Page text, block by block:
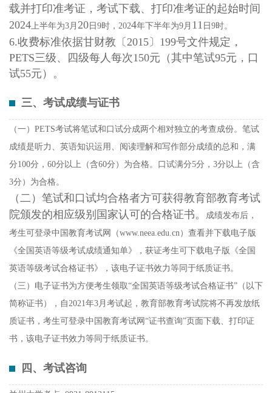
载并打印准考证，考试下载、打印准考证的起始时间
2024上半年为3月 20 日 9时，2024年下半年为9月 11 日 9时。
6.收费标准依据甘财教 〔 2015 〕 199号文件规定，
PETS三级、四级每人每次150元（其中笔试95元，口
试55元）。
三、考试成绩与证书
（一） PETS考试将笔试和口试分成两个相对独立的考查成份。笔试
成绩是听力、英语知识运用、阅读理解和写作部分成绩的总和，满
分100分，60分以上（含60分）为合格。口试满分5分，3分以上（含
3分）为合格。
（二）笔试和口试均合格者方可获得教育部教育考试
院颁发的相应级别国家认可的合格证书。
成绩发布后，
考生可登录中国教育考试网（www.neea.edu.cn）查看并下载电子版
《全国英语等级考试成绩通知单》，获证考生可下载电子版《全国
英语等级考试合格证书》，该电子证书效力等同于纸质证书。
（三）电子证书为方便考生领取“全国英语等级考试合格证书”（以下
简称证书），自2021年3月考试起，教育部教育考试院将不再发放纸
质证书，考生可登录中国教育考试网“证书查询”页面下载、打印证
书，该电子证书效力等同于纸质证书。
四、考试咨询